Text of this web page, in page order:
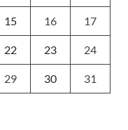
15 16 17
22 23 24
29 30 31